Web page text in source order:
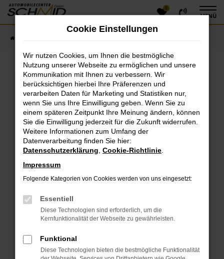
Zum
Hauptinhalt
0
MENÜ
Fehler: Network Error
Beim Laden ist ein Fehler aufgetreten.
Hier sind ein paar Tipps, die dir helfen können:
Überprüfe deine Firewall und deine
Internetverbindung.
Laden andere Webseiten, zum Beispiel deine
Suchmaschine?
Prüfe deine Browsererweiterungen.
das Laden bestimmter Seiten verhindern.
Funktioniert die Seite in einem anderen Browser
oder in einem privaten Fenster?
Das kann manchmal helfen, vorübergehende
Probleme zu beheben.
Cookie Einstellungen
Wir nutzen Cookies, um Ihnen die bestmögliche
Nutzung unserer Webseite zu ermöglichen und unsere
Kommunikation mit Ihnen zu verbessern. Wir
berücksichtigen hierbei Ihre Präferenzen und
verarbeiten Daten für Marketing und Statistiken nur,
wenn Sie uns Ihre Einwilligung geben. Wenn Sie zu
einem späteren Zeitpunkt Ihre Meinung ändern, können
Sie die Einwilligung jederzeit für die Zukunft widerrufen.
Weitere Informationen zum Umfang der
Datenverarbeitung finden Sie hier:
Datenschutzerklärung Cookie-Richtlinie
Impressum
Folgende Kategorien von Cookies werden von uns eingesetzt:
Essentiell
Diese Technologien sind erforderlich, um die
Kernfunktionalität der Webseite zu gewährleisten.
Funktional
Diese Technologien bieten die bestmögliche Funktionalität